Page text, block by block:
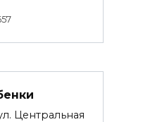
Центральная